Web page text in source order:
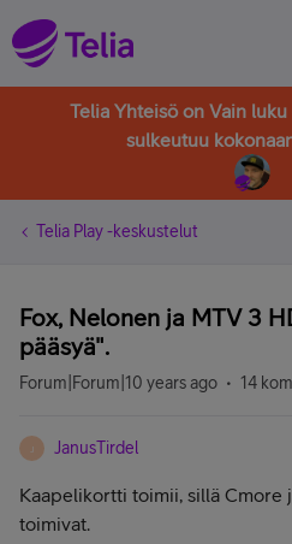
Telia Yhteisö on Vain
sulkeutuu
Telia Play -keskustelut
Fox, Nelonen ja MTV 3
pääsyä".
Forum|Forum|10 years ago 14
J JanusTirdel
Kaapelikortti toimii, sillä Cmore
toimivat.